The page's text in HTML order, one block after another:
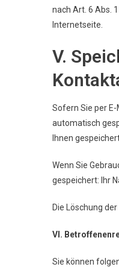
nach Art. 6 Abs.
Internetseite.
V.
Sofern Sie per
automatisch
Ihnen
Wenn Sie
gespeichert: Ihr
Die Löschung
VI.
Sie können